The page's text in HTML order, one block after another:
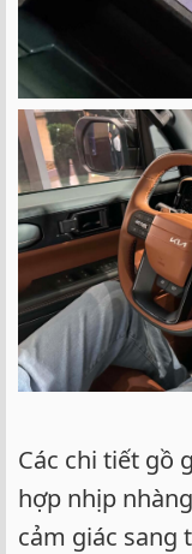
Các chi tiết gồ
hợp nhịp
cảm giác sang